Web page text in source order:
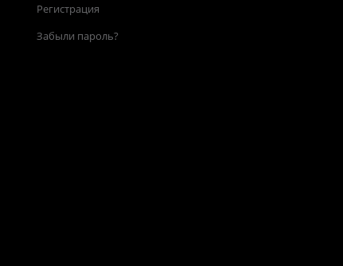
Регистрация
Забыли пароль?